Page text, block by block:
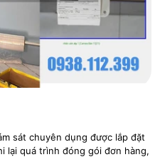
sát chuyên dụng được lắp đặt
lại quá trình đóng gói đơn hàng,